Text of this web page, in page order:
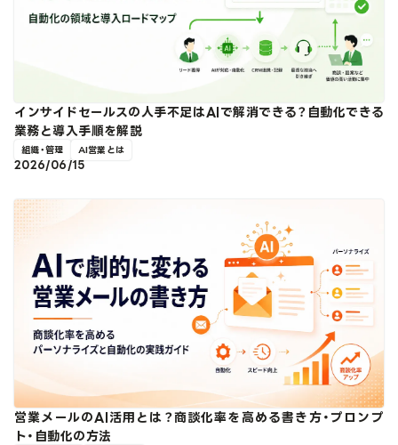
インサイドセールスの人手不足はAIで解消できる？自動化できる
業務と導入手順を解説
組織・管理 AI営業とは
2026/06/15
営業メールのAI活用とは？商談化率を高める書き方・プロンプ
ト・自動化の方法